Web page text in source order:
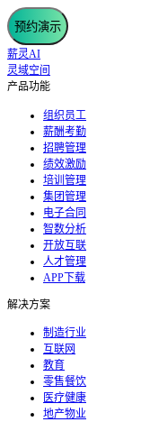
预约演示
薪灵AI
灵域空间
产品功能
组织员工
薪酬考勤
招聘管理
绩效激励
培训管理
集团管理
电子合同
智数分析
开放互联
人才管理
APP下载
解决方案
制造行业
互联网
教育
零售餐饮
医疗健康
地产物业